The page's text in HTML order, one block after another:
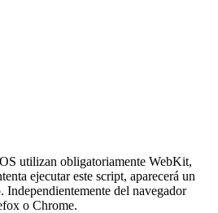
utilizan obligatoriamente WebKit,
ejecutar este script, aparecerá un
del navegador
o Chrome.